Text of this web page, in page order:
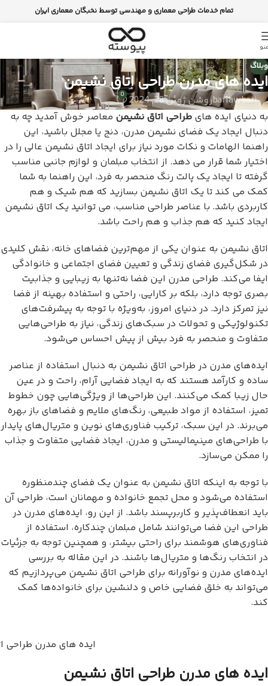
تمام خدمات طراحی معماری و مهندسی توسط نخبگان معماری ایران
وبلاگ
ایده های مدرن طراحی اتاق نشیمن
bariawbariروشن ژوئن 28, 2024 0
به دنیای ایده های طراحی اتاق نشیمن معاصر خوش آمدید چه به
دنبال ایجاد یک فضای نشیمن مدرن، دنج یا مجلل باشید، این
راهنما الهامات و نکات مورد نیاز برای ایجاد اتاق نشیمن عالی را در
اختیار شما قرار می دهد. از انتخاب مبلمان و لوازم جانبی مناسب
گرفته تا ایجاد یک پالت رنگ منحصر به فرد، این راهنما به شما
کمک می کند تا یک اتاق نشیمن بسازید که هم شیک و هم
کاربردی باشد. با عناصر طراحی مناسب، می توانید یک اتاق نشیمن
ایجاد کنید که هم جذاب و هم راحت باشد.
اتاق نشیمن به عنوان یکی از مهم‌ترین فضاهای خانه، نقش کلیدی
در شکل‌گیری فضای زندگی و تعیین فضای اجتماعی و خانوادگی
ایفا می‌کند. طراحی مدرن این فضا نه‌تنها به زیبایی و جذابیت
بصری توجه دارد، بلکه بر کارایی، راحتی و استفاده بهینه از فضا
نیز تمرکز دارد. در دنیای امروز، به‌ویژه با توجه به پیشرفت‌های
تکنولوژیکی و تحولات در سبک‌های زندگی، نیاز به طراحی‌هایی
متفاوت و منحصر به فرد بیش از پیش احساس می‌شود.
ایده‌های مدرن در طراحی اتاق نشیمن به دنبال استفاده از عناصر
ساده و کارآمد هستند که به ایجاد فضایی آرام، راحت و در عین
حال زیبا کمک می‌کنند. این طراحی‌ها از ویژگی‌هایی چون خطوط
تمیز، استفاده از مواد طبیعی، رنگ‌های ملایم و فضاهای باز بهره
می‌برند. در این سبک، ترکیب فناوری‌های نوین و متریال‌های پایدار
با طراحی‌های مینیمالیستی و مدرن، ایجاد فضایی متفاوت و جذاب
را ممکن می‌سازد.
با توجه به اینکه اتاق نشیمن به عنوان یک فضای چندمنظوره
استفاده می‌شود و محل تجمع خانواده و مهمانان است، طراحی آن
باید انعطاف‌پذیر و کاربرپسند باشد. از این رو، ایده‌های مدرن در
طراحی این فضا می‌توانند شامل مبلمان چندکاره، استفاده از
فناوری‌های هوشمند برای راحتی بیشتر، و همچنین توجه به جزئیات
در انتخاب رنگ‌ها و متریال‌ها باشند. در این مقاله به بررسی
ایده‌های مدرن و نوآورانه برای طراحی اتاق نشیمن می‌پردازیم که
می‌تواند به خلق فضایی خاص و دلنشین برای خانواده‌ها کمک
کند.
ایده های مدرن طراحی
ایده های مدرن طراحی اتاق نشیمن